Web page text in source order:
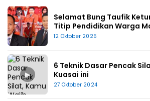
Selamat Bung Taufik
Titip Pendidikan Warga
12 Oktober 2025
▶
6 Teknik Dasar Pencak
Kuasai ini
27 Oktober 2024